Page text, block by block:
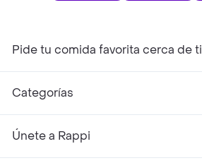
Pide tu comida favorita cerca de ti
Categorías
Únete a Rappi